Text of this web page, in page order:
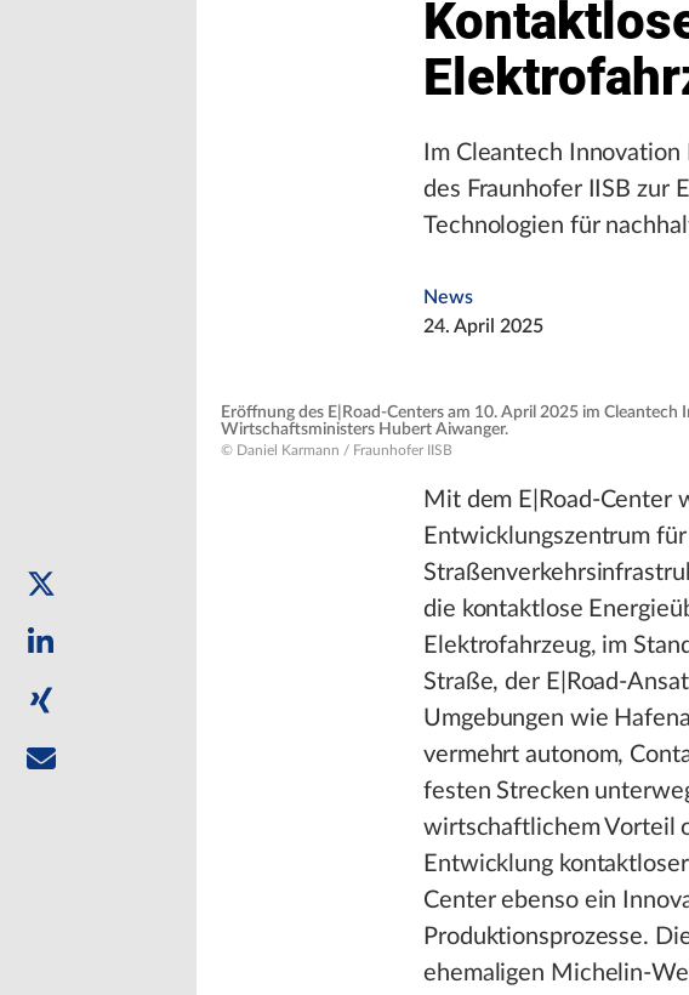
Im Cleantech
des Fraunhofer IISB zur
Technologien für
News
24. April 2025
Eröffnung des E|Road-Centers am 10. April 2025 im
Wirtschaftsministers Hubert Aiwanger.
© Daniel Karmann / Fraunhofer IISB
Mit dem E|Road-Center
Entwicklungszentrum
die kontaktlose
Elektrofahrzeug, im
Straße, der E|Road-
Umgebungen wie
vermehrt autonom,
festen Strecken
wirtschaftlichem Vorteil
Entwicklung
Center ebenso ein
Produktionsprozesse.
ehemaligen Michelin-